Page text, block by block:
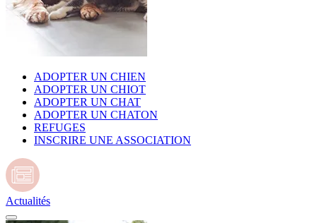
ADOPTER UN CHIEN
ADOPTER UN CHIOT
ADOPTER UN CHAT
ADOPTER UN CHATON
REFUGES
INSCRIRE UNE ASSOCIATION
Actualités